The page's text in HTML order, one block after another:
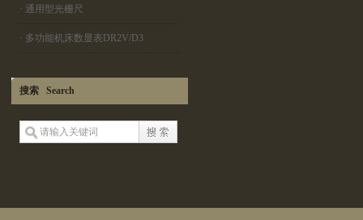
· 通用型光栅尺
· 多功能机床数显表DR2V/D3
搜索 Search